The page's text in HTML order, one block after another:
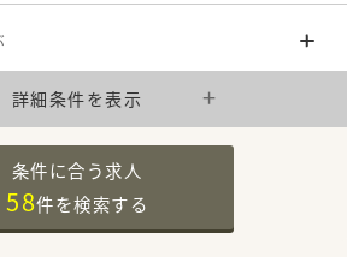
詳細条件を表示
条件に合う求人
58件を検索する